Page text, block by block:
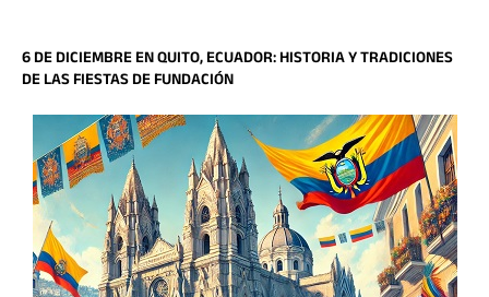
6 DE DICIEMBRE EN QUITO, ECUADOR: HISTORIA Y TRADICIONES
DE LAS FIESTAS DE FUNDACIÓN